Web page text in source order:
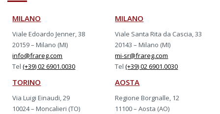
MILANO
Viale Edoardo Jenner, 38
20159 – Milano (MI)
info@frareg.com
Tel(+39) 02 6901.0030
MILANO
Viale Santa Rita da Cascia, 33
20143 – Milano (MI)
mi-sr@frareg.com
Tel(+39) 02 6901.0030
TORINO
Via Luigi Einaudi, 29
10024 – Moncalieri (TO)
AOSTA
Regione Borgnalle, 12
11100 – Aosta (AO)